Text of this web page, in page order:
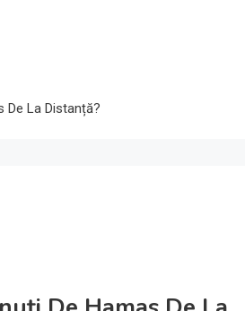
De La Distanță?